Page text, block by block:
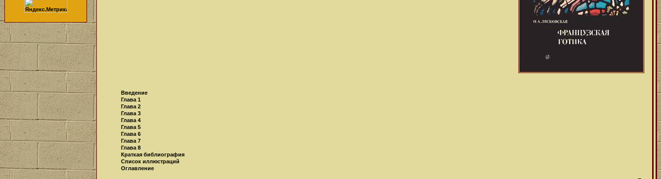
Введение
Глава 1
Глава 2
Глава 3
Глава 4
Глава 5
Глава 6
Глава 7
Глава 8
Краткая библиография
Список иллюстраций
Оглавление